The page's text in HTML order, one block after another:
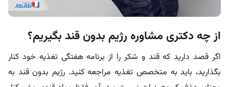
از چه دکتری مشاوره رژیم بدون قند بگیریم؟
اگر قصد دارید که قند و شکر را از برنامه هفتگی تغذیه خود کنار
بگذارید، باید به متخصص تغذیه مراجعه کنید. رژیم بدون قند به